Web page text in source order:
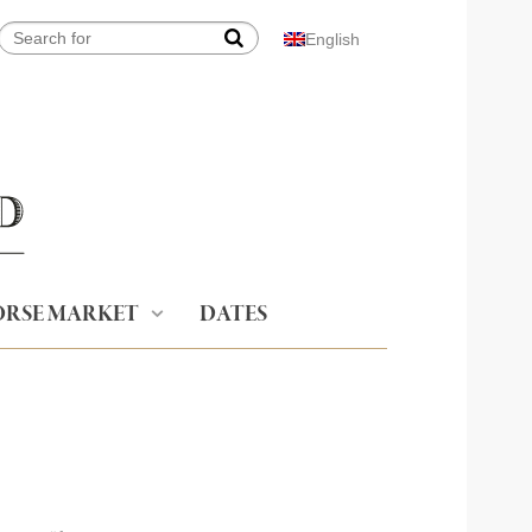
English
MARKET DATES